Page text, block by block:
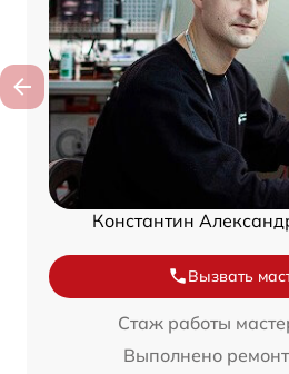
Константин
Вызвать
Стаж работы
Выполнено